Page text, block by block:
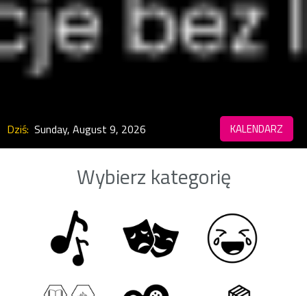
Dziś: Sunday, August 9, 2026 KALENDARZ
Wybierz kategorię